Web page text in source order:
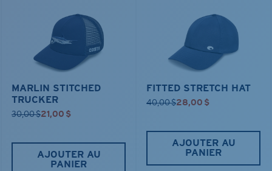
MARLIN STITCHED
TRUCKER
30,00 $21,00 $
AJOUTER AU
PANIER
FITTED STRETCH HAT
40,00 $28,00 $
AJOUTER AU
PANIER